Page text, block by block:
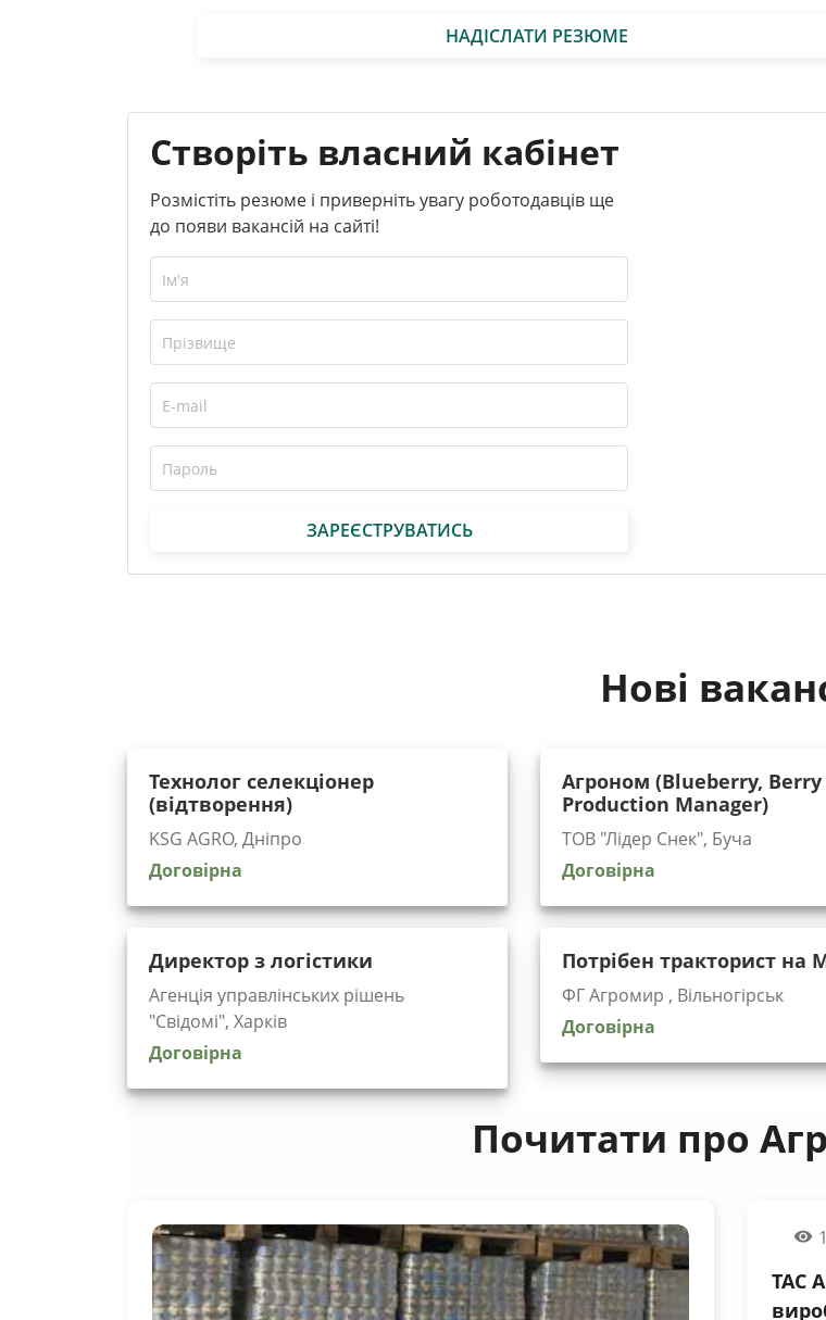
НАДІСЛАТИ РЕЗЮМЕ
Створіть власний кабінет
Розмістіть резюме і приверніть увагу роботодавців ще
до появи вакансій на сайті!
ЗАРЕЄСТРУВАТИСЬ
Нові
Технолог селекціонер
(відтворення)
KSG AGRO, Дніпро
Договірна
Агроном (Blueberry, Berry
Production Manager)
ТОВ "Лідер Снек", Буча
Договірна
Директор з логістики
Агенція управлінських рішень
"Cвідомі", Харків
Договірна
Потрібен тракторист на
ФГ Агромир , Вільногірськ
Договірна
Почитати про
ТАС